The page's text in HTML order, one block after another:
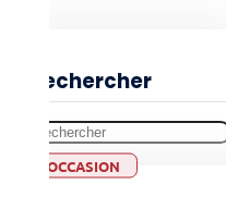
Rechercher
OCCASION